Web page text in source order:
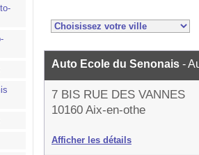
Auto Ecole du Senonais -
7 BIS RUE DES VANNES
10160 Aix-en-othe
Afficher les détails